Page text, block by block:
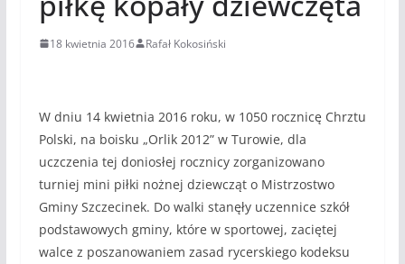
18 kwietnia 2016 Rafał Kokosiński
W dniu 14 kwietnia 2016 roku, w 1050 rocznicę Chrztu
Polski, na boisku „Orlik 2012” w Turowie, dla
uczczenia tej doniosłej rocznicy zorganizowano
turniej mini piłki nożnej dziewcząt o Mistrzostwo
Gminy Szczecinek. Do walki stanęły uczennice szkół
podstawowych gminy, które w sportowej, zaciętej
walce z poszanowaniem zasad rycerskiego kodeksu